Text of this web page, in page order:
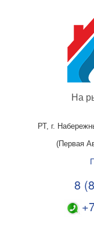
На
РТ, г.
(Первая
8